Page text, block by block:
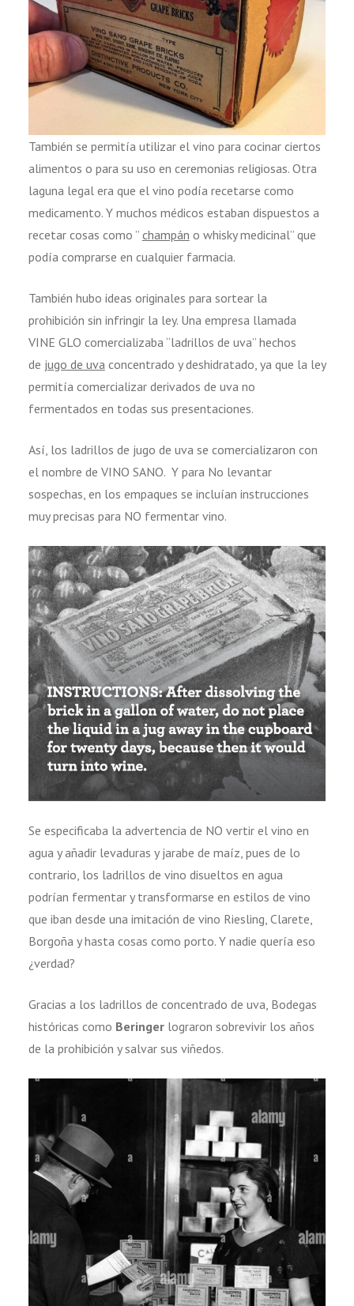
También se permitía utilizar el vino para cocinar ciertos
alimentos o para su uso en ceremonias religiosas. Otra
laguna legal era que el vino podía recetarse como
medicamento. Y muchos médicos estaban dispuestos a
recetar cosas como ” champán o whisky medicinal” que
podía comprarse en cualquier farmacia.
También hubo ideas originales para sortear la
prohibición sin infringir la ley. Una empresa llamada
VINE GLO comercializaba “ladrillos de uva” hechos
de jugo de uvaconcentrado y deshidratado, ya que la ley
permitía comercializar derivados de uva no
fermentados en todas sus presentaciones.
Así, los ladrillos de jugo de uva se comercializaron con
el nombre de VINO SANO. Y para No levantar
sospechas, en los empaques se incluían instrucciones
muy precisas para NO fermentar vino.
Se especificaba la advertencia de NO vertir el vino en
agua y añadir levaduras y jarabe de maíz, pues de lo
contrario, los ladrillos de vino disueltos en agua
podrían fermentar y transformarse en estilos de vino
que iban desde una imitación de vino Riesling, Clarete,
Borgoña y hasta cosas como porto. Y nadie quería eso
¿verdad?
Gracias a los ladrillos de concentrado de uva, Bodegas
históricas como Beringer lograron sobrevivir los años
de la prohibición y salvar sus viñedos.